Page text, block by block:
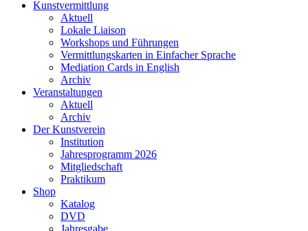
Kunstvermittlung
Aktuell
Lokale Liaison
Workshops und Führungen
Vermittlungskarten in Einfacher Sprache
Mediation Cards in English
Archiv
Veranstaltungen
Aktuell
Archiv
Der Kunstverein
Institution
Jahresprogramm 2026
Mitgliedschaft
Praktikum
Shop
Katalog
DVD
Jahresgabe